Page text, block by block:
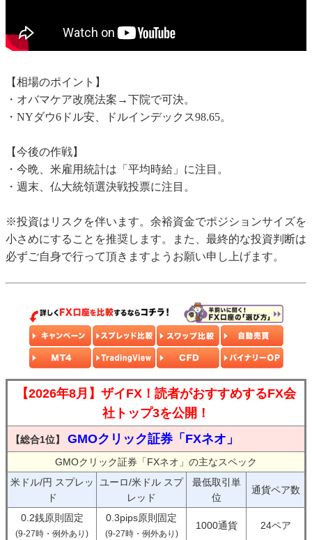
【相場のポイント】
・オバマケア改廃法案→下院で可決。
・NYダウ6ドル安、ドルインデックス98.65。
【今後の作戦】
・今晩、米雇用統計は「平均時給」に注目。
・週末、仏大統領選決戦投票に注目。
※投資はリスクを伴います。余裕資金でポジションサイズを
小さめにすることを推奨します。また、最終的な投資判断は
必ずご自身で行って頂きますようお願い申し上げます。
【2026年8月】ザイFX！読者がおすすめするFX会
社トップ3を公開！
【総合1位】 GMOクリック証券「FXネオ」
GMOクリック証券「FXネオ」の主なスペック
米ドル/円 スプレッ
ド
ユーロ/米ドル スプ
レッド
最低取引単
位
通貨ペア数
0.2銭原則固定
(9-27時・例外あり)
0.3pips原則固定
(9-27時・例外あり)
1000通貨 24ペア